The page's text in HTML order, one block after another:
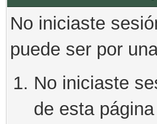
No iniciaste
puede ser por
No iniciaste
de esta